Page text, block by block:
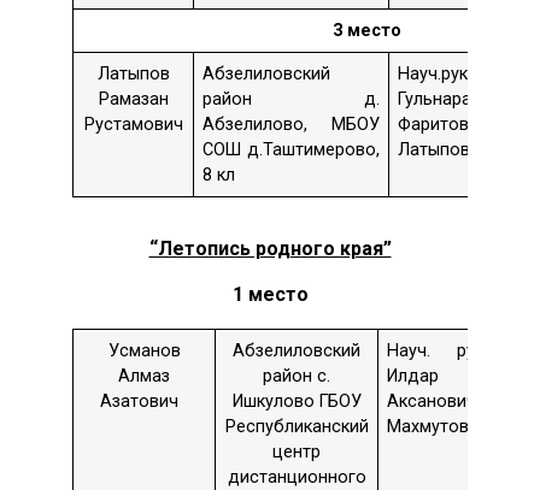
3 место
Латыпов
Рамазан
Рустамович
Абзелиловский
район д.
Абзелилово, МБОУ
СОШ д.Таштимерово,
8 кл
Науч.рук.-
Гульнара
Фаритовна
Латыпова
“Летопись родного края”
1 место
Усманов
Алмаз
Азатович
Абзелиловский
район с.
Ишкулово ГБОУ
Республиканский
центр
дистанционного
Науч. рук. –
Илдар
Аксанович
Махмутов